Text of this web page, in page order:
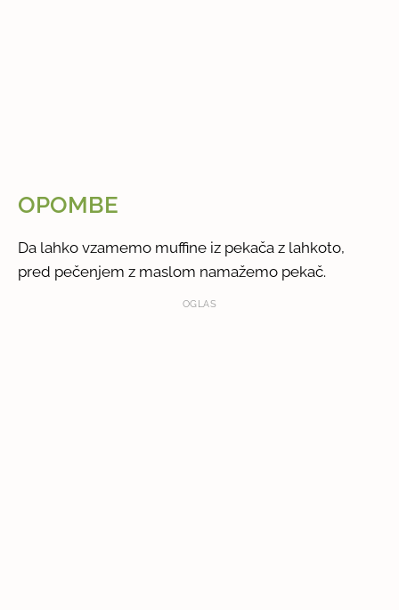
OPOMBE
Da lahko vzamemo muffine iz pekača z lahkoto,
pred pečenjem z maslom namažemo pekač.
OGLAS